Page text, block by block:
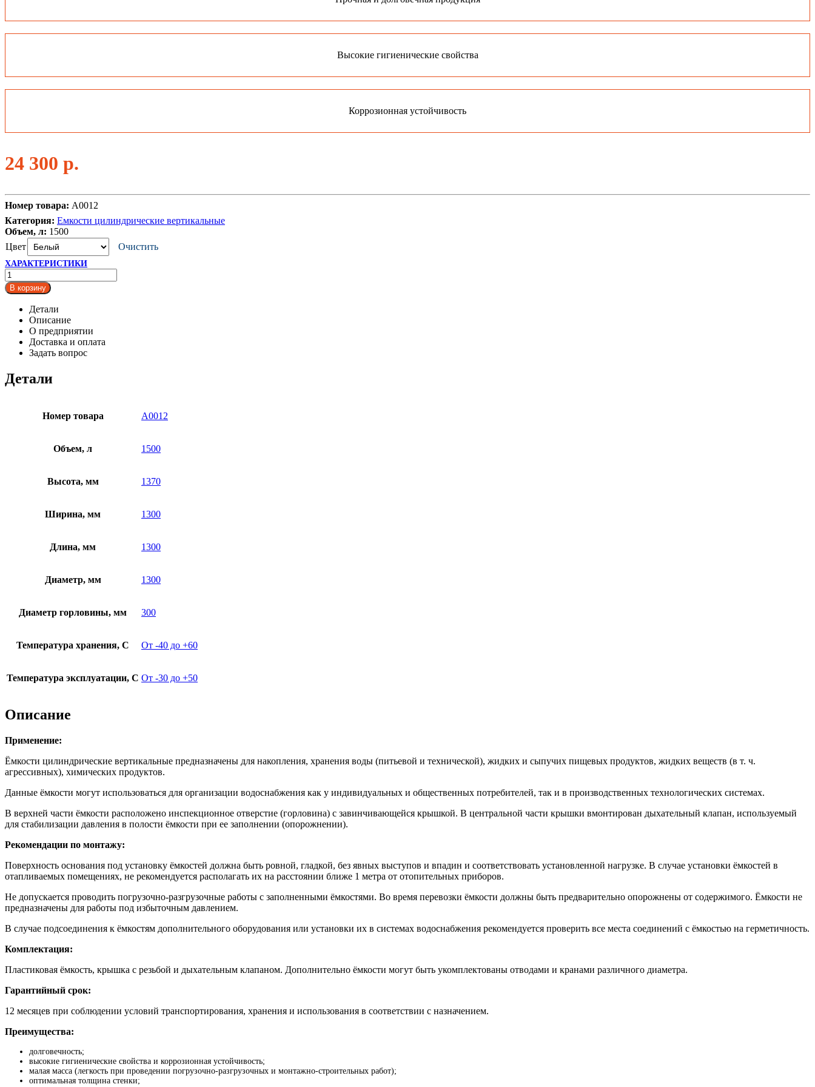
Высокие гигиенические свойства
Коррозионная устойчивость
24 300 р.
Номер товара: A0012
Категория: Емкости цилиндрические вертикальные
Объем, л: 1500
Цвет
Очистить
ХАРАКТЕРИСТИКИ
В корзину
Детали
Описание
О предприятии
Доставка и оплата
Задать вопрос
Детали
Номер товара A0012
Объем, л 1500
Высота, мм 1370
Ширина, мм 1300
Длина, мм 1300
Диаметр, мм 1300
Диаметр горловины, мм 300
Температура хранения, С От -40 до +60
Температура эксплуатации, С От -30 до +50
Описание
Применение:
Ёмкости цилиндрические вертикальные предназначены для накопления, хранения воды (питьевой и технической), жидких и сыпучих пищевых продуктов, жидких веществ (в т. ч.
агрессивных), химических продуктов.
Данные ёмкости могут использоваться для организации водоснабжения как у индивидуальных и общественных потребителей, так и в производственных технологических системах.
В верхней части ёмкости расположено инспекционное отверстие (горловина) с завинчивающейся крышкой. В центральной части крышки вмонтирован дыхательный клапан, используемый
для стабилизации давления в полости ёмкости при ее заполнении (опорожнении).
Рекомендации по монтажу:
Поверхность основания под установку ёмкостей должна быть ровной, гладкой, без явных выступов и впадин и соответствовать установленной нагрузке. В случае установки ёмкостей в
отапливаемых помещениях, не рекомендуется располагать их на расстоянии ближе 1 метра от отопительных приборов.
Не допускается проводить погрузочно-разгрузочные работы с заполненными ёмкостями. Во время перевозки ёмкости должны быть предварительно опорожнены от содержимого. Ёмкости не
предназначены для работы под избыточным давлением.
В случае подсоединения к ёмкостям дополнительного оборудования или установки их в системах водоснабжения рекомендуется проверить все места соединений с ёмкостью на герметичность.
Комплектация:
Пластиковая ёмкость, крышка с резьбой и дыхательным клапаном. Дополнительно ёмкости могут быть укомплектованы отводами и кранами различного диаметра.
Гарантийный срок:
12 месяцев при соблюдении условий транспортирования, хранения и использования в соответствии с назначением.
Преимущества:
долговечность;
высокие гигиенические свойства и коррозионная устойчивость;
малая масса (легкость при проведении погрузочно-разгрузочных и монтажно-строительных работ);
оптимальная толщина стенки;